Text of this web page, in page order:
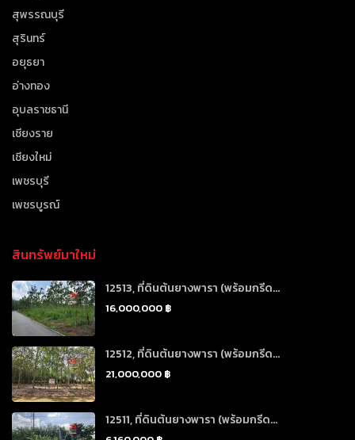
สุพรรณบุรี
สุรินทร์
อยุธยา
อ่างทอง
อุบลราชธานี
เชียงราย
เชียงใหม่
เพชรบุรี
เพชรบูรณ์
สินทรัพย์มาใหม่
12513, ที่ดินต้นยางพารา (พร้อมกรีด...
16,000,000 ฿
12512, ที่ดินต้นยางพารา (พร้อมกรีด...
21,000,000 ฿
12511, ที่ดินต้นยางพารา (พร้อมกรีด...